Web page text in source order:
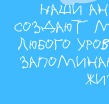
Наши
создают
любого